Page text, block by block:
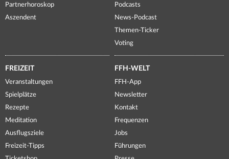
Partnerhoroskop
Aszendent
Podcasts
News-Podcast
Themen-Ticker
Voting
FREIZEIT
Veranstaltungen
Spielplätze
Rezepte
Meditation
Ausflugsziele
Freizeit-Tipps
FFH-WELT
FFH-App
Newsletter
Kontakt
Frequenzen
Jobs
Führungen